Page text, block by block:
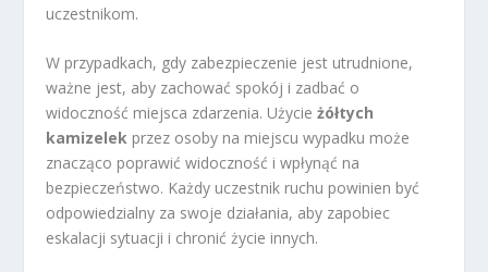
uczestnikom.
W przypadkach, gdy zabezpieczenie jest utrudnione,
ważne jest, aby zachować spokój i zadbać o
widoczność miejsca zdarzenia. Użycieżółtych
kamizelek przez osoby na miejscu wypadku może
znacząco poprawić widoczność i wpłynąć na
bezpieczeństwo. Każdy uczestnik ruchu powinien być
odpowiedzialny za swoje działania, aby zapobiec
eskalacji sytuacji i chronić życie innych.